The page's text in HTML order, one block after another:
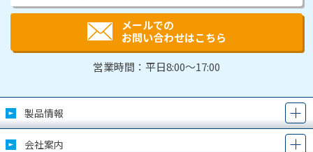
メールでの
お問い合わせはこちら
営業時間：平日8:00～17:00
製品情報
会社案内